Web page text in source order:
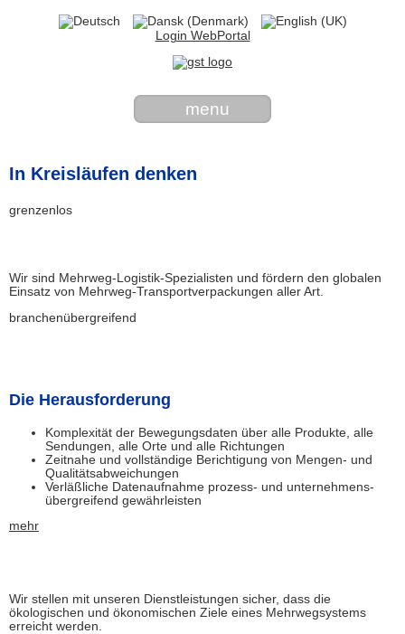
Login WebPortal
menu
In Kreisläufen denken
grenzenlos
Wir sind Mehrweg-Logistik-Spezialisten und fördern den globalen
Einsatz von Mehrweg-Transportverpackungen aller Art.
branchenübergreifend
Die Herausforderung
Komplexität der Bewegungsdaten über alle Produkte, alle
Sendungen, alle Orte und alle Richtungen
Zeitnahe und vollständige Berichtigung von Mengen- und
Qualitätsabweichungen
Verläßliche Datenaufnahme prozess- und unternehmens-
übergreifend gewährleisten
mehr
Wir stellen mit unseren Dienstleistungen sicher, dass die
ökologischen und ökonomischen Ziele eines Mehrwegsystems
erreicht werden.